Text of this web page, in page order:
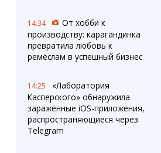
14:34
От хобби к
производству: карагандинка
превратила любовь к
ремёслам в успешный бизнес
14:25
«Лаборатория
Касперского» обнаружила
заражённые iOS-приложения,
распространяющиеся через
Telegram